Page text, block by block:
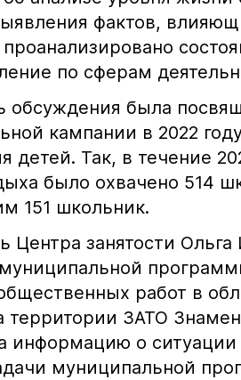
фактов,
по сферам
обсуждения была
кампании в 2022
детей. Так, в течение
было охвачено 514
151 школьник.
Центра занятости
работ в
территории ЗАТО
информацию о
муниципальной